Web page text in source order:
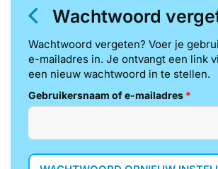
Wachtwoord
Wachtwoord vergeten? Voer je
e-mailadres in. Je ontvangt een link
een nieuw wachtwoord in te stellen.
Gebruikersnaam of e-mailadres *